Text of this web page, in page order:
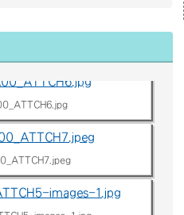
images-1.jpg